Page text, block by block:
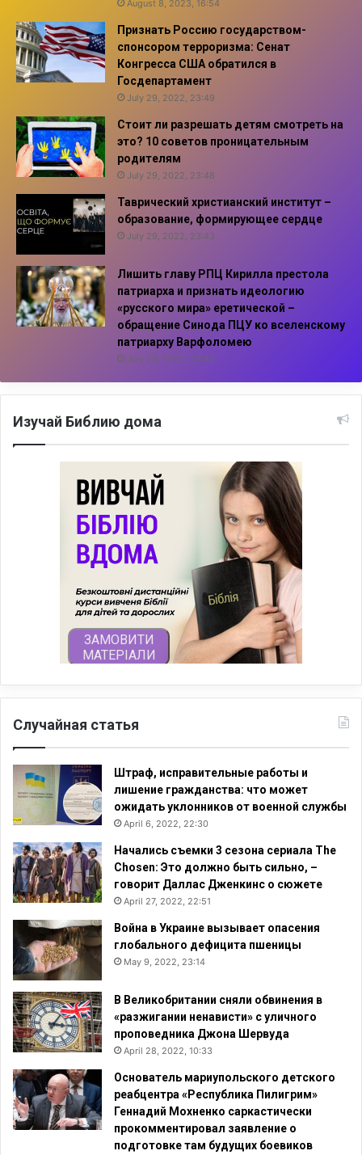
August 8, 2023, 16:54
Признать Россию государством-
спонсором терроризма: Сенат
Конгресса США обратился в
Госдепартамент
July 29, 2022, 23:49
Стоит ли разрешать детям смотреть на
это? 10 советов проницательным
родителям
July 29, 2022, 23:48
Таврический христианский институт –
образование, формирующее сердце
July 29, 2022, 23:43
Лишить главу РПЦ Кирилла престола
патриарха и признать идеологию
«русского мира» еретической –
обращение Синода ПЦУ ко вселенскому
патриарху Варфоломею
July 29, 2022, 23:42
Изучай Библию дома
Случайная статья
Штраф, исправительные работы и
лишение гражданства: что может
ожидать уклонников от военной службы
April 6, 2022, 22:30
Начались съемки 3 сезона сериала The
Chosen: Это должно быть сильно, –
говорит Даллас Дженкинс о сюжете
April 27, 2022, 22:51
Война в Украине вызывает опасения
глобального дефицита пшеницы
May 9, 2022, 23:14
В Великобритании сняли обвинения в
«разжигании ненависти» с уличного
проповедника Джона Шервуда
April 28, 2022, 10:33
Основатель мариупольского детского
реабцентра «Республика Пилигрим»
Геннадий Мохненко саркастически
прокомментировал заявление о
подготовке там будущих боевиков